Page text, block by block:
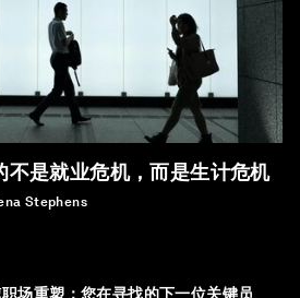
不是就业危机，而是生计危机
Stephens
场重塑：您在寻找的下一位关键员